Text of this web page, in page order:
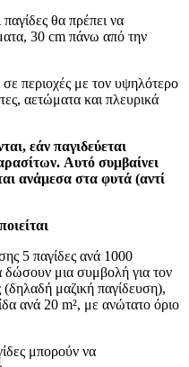
θα πρέπει να
30 cm πάνω από την
σε περιοχές με τον υψηλότερο
αετώματα και πλευρικά
εάν παγιδεύεται
Αυτό συμβαίνει
ανάμεσα στα φυτά (αντί
5 παγίδες ανά 1000
δώσουν μια συμβολή για τον
μαζική παγίδευση),
ανά 20 m², με ανώτατο όριο
μπορούν να